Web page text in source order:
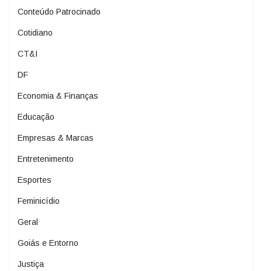
Conteúdo Patrocinado
Cotidiano
CT&I
DF
Economia & Finanças
Educação
Empresas & Marcas
Entretenimento
Esportes
Feminicídio
Geral
Goiás e Entorno
Justiça